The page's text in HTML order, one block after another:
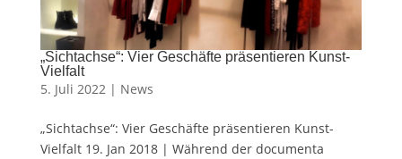
„Sichtachse“: Vier Geschäfte präsentieren Kunst-
Vielfalt
5. Juli 2022 | News
„Sichtachse“: Vier Geschäfte präsentieren Kunst-
Vielfalt 19. Jan 2018 | Während der documenta